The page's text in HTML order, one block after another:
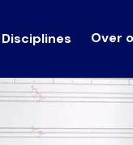
Disciplines Over